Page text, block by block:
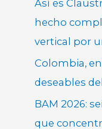
Así es
hecho
vertical por
Colombia,
deseables
BAM 2026:
que